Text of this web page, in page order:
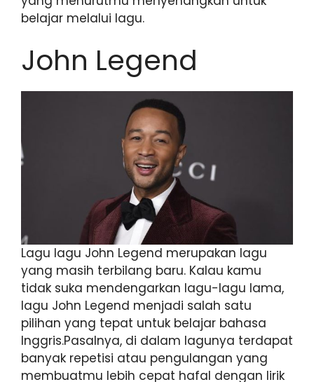
belajar melalui lagu.
John Legend
Lagu lagu John Legend merupakan lagu
yang masih terbilang baru. Kalau kamu
tidak suka mendengarkan lagu-lagu lama,
lagu John Legend menjadi salah satu
pilihan yang tepat untuk belajar bahasa
Inggris.Pasalnya, di dalam lagunya terdapat
banyak repetisi atau pengulangan yang
membuatmu lebih cepat hafal dengan lirik